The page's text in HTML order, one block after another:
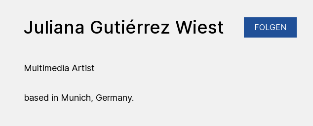
Juliana Gutiérrez Wiest FOLGEN
Multimedia Artist
based in Munich, Germany.